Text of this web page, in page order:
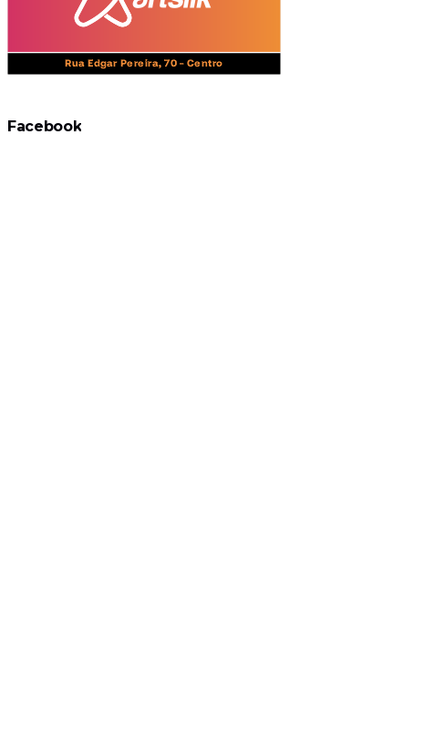
Facebook